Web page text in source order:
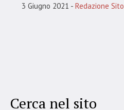
3 Giugno 2021 Redazione Sito
Cerca nel sito